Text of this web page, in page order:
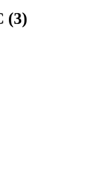
(3)